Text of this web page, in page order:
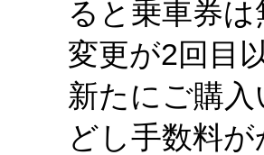
ると乗車券
変更が2回目
新たにご購
どし手数料